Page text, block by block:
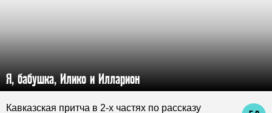
Я, бабушка, Илико и Илларион
Кавказская притча в 2-х частях по рассказу